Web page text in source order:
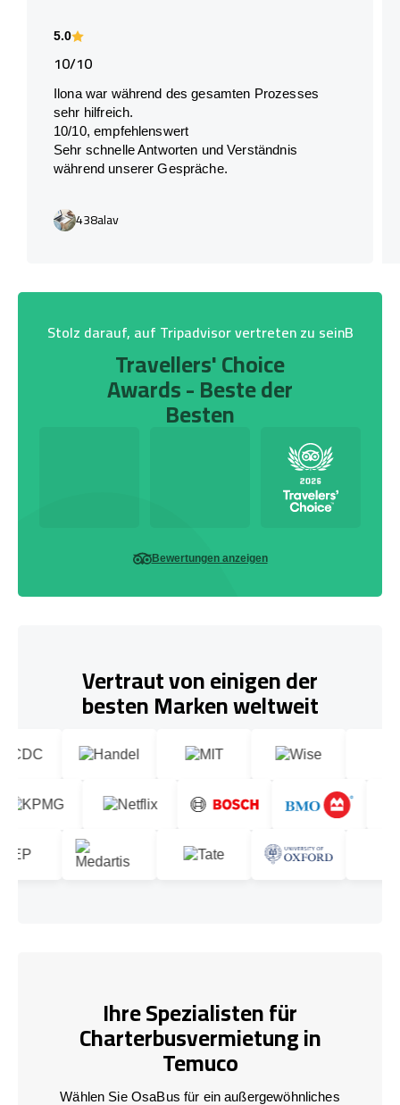
5.0
10/10
Ilona war während des gesamten Prozesses
sehr hilfreich.
10/10, empfehlenswert
Sehr schnelle Antworten und Verständnis
während unserer Gespräche.
438alav
Stolz darauf, auf Tripadvisor vertreten zu seinB
Travellers' Choice
Awards - Beste der
Besten
Bewertungen anzeigen
Vertraut von einigen der
besten Marken weltweit
Ihre Spezialisten für
Charterbusvermietung in
Temuco
Wählen Sie OsaBus für ein außergewöhnliches